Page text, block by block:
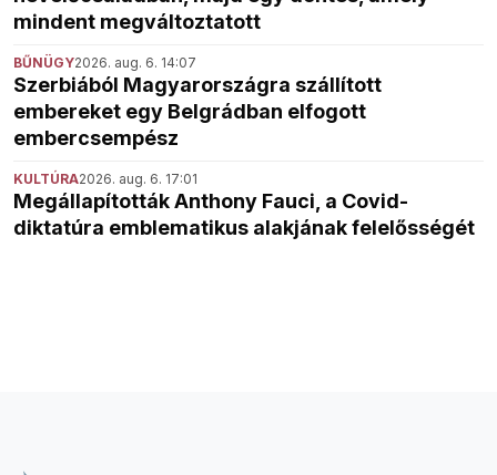
mindent megváltoztatott
BŰNÜGY2026. aug. 6. 14:07
Szerbiából Magyarországra szállított
embereket egy Belgrádban elfogott
embercsempész
KULTÚRA2026. aug. 6. 17:01
Megállapították Anthony Fauci, a Covid-
diktatúra emblematikus alakjának felelősségét